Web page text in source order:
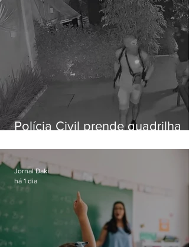
Polícia Civil prende quadrilha
residências de luxo no Rio
Jornal Daki
há 1 dia